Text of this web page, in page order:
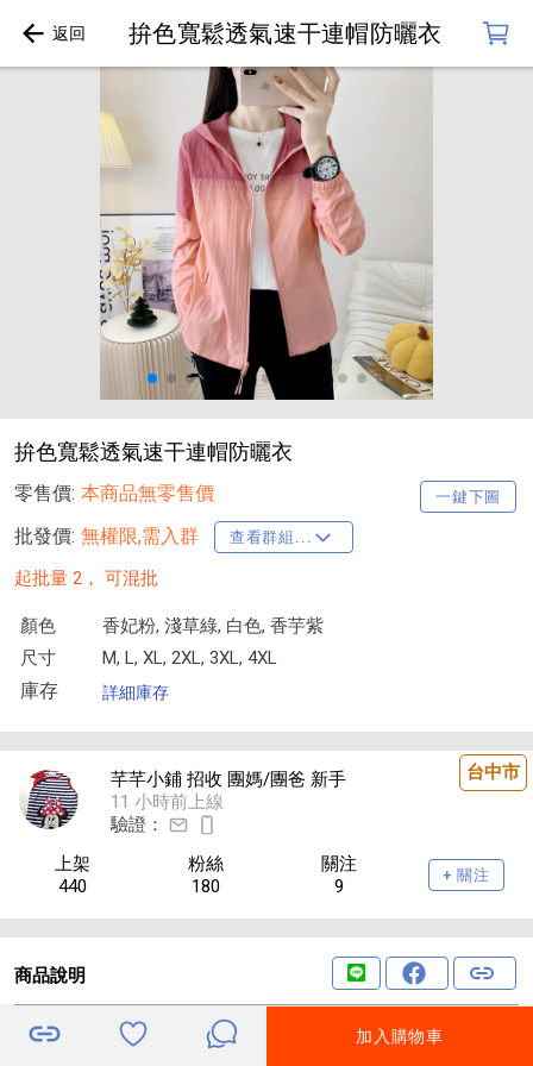
拚色寬鬆透氣速干連帽防曬衣
拚色寬鬆透氣速干連帽防曬衣
零售價: 一鍵下圖
本商品無零售價
批發價: 無權限,需入群 查看群組...
起批量 2， 可混批
顏色
香妃粉, 淺草綠, 白色, 香芋紫
尺寸
M, L, XL, 2XL, 3XL, 4XL
庫存 詳細庫存
台中市
芊芊小鋪 招收 團媽/團爸 新手
11 小時前上線
驗證：
上架
440
粉絲
180
關注
9
+ 關注
商品說明
拚色寬鬆透氣速干連帽防曬衣 加入購物車